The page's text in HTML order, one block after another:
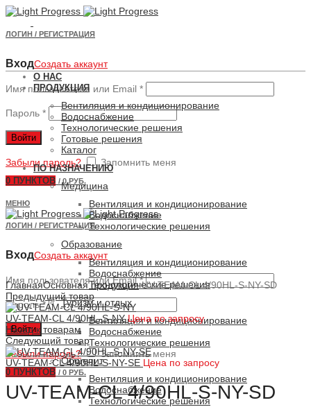
ЛОГИН / РЕГИСТРАЦИЯ
ВходСоздать аккаунт
Имя пользователя или Email *
Пароль *
Войти
Забыли пароль? Запомнить меня
0 ПУНКТОВ / 0 РУБ.
МЕНЮ
ЛОГИН / РЕГИСТРАЦИЯ
ВходСоздать аккаунт
Имя пользователя или Email*
Пароль*
Войти
Забыли пароль? Запомнить меня
0 ПУНКТОВ / 0 РУБ.
О НАС
ПРОДУКЦИЯ
Вентиляция и кондиционирование
Водоснабжение
Технологические решения
Готовые решения
Каталог
ПО НАЗНАЧЕНИЮ
Медицина
Вентиляция и кондиционирование
Водоснабжение
Технологические решения
Образование
Вентиляция и кондиционирование
Водоснабжение
Технологические решения
Туризм и отдых
Вентиляция и кондиционирование
Водоснабжение
Технологические решения
Общепит
Вентиляция и кондиционирование
Водоснабжение
Технологические решения
ГлавнаяОсновная продукцияUV-TEAM-CL 4/90HL-S-NY-SD
Предыдущий товар
UV-TEAM-CL 4/90HL-S-NYЦена по запросу
Назад к товарам
Следующий товар
UV-TEAM-CL 4/90HL-S-NY-SE Цена по запросу
UV-TEAM-CL 4/90HL-S-NY-SD